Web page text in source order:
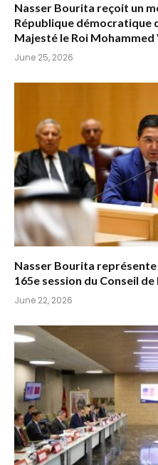
Nasser Bourita reçoit un
République démocratique
Majesté le Roi Mohammed
June 25, 2026
Nasser Bourita
165e session du Conseil
June 22, 2026